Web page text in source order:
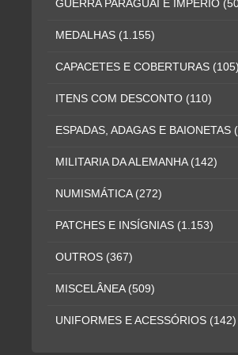
GUERRA PARAGUAI E IMPÉRIO
MEDALHAS (1.155)
CAPACETES E COBERTURAS (105)
ITENS COM DESCONTO (110)
ESPADAS, ADAGAS E BAIONETAS
MILITARIA DA ALEMANHA (142)
NUMISMÁTICA (272)
PATCHES E INSÍGNIAS (1.153)
OUTROS (367)
MISCELÂNEA (509)
UNIFORMES E ACESSÓRIOS (142)